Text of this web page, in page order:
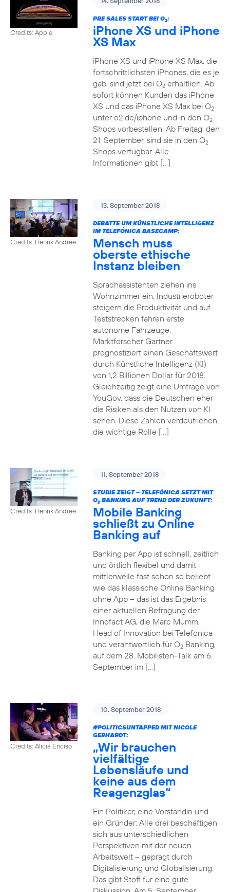
Credits: Apple
PRE SALES START BEI O2:
iPhone XS und iPhone
XS Max
iPhone XS und iPhone XS Max, die
fortschrittlichsten iPhones, die es je
gab, sind jetzt bei O2erhältlich. Ab
sofort können Kunden das iPhone
XS und das iPhone XS Max bei O2
unter o2.de/iphone und in den O2
Shops vorbestellen. Ab Freitag, den
21. September, sind sie in den O2
Shops verfügbar. Alle
Informationen gibt […]
Credits: Henrik Andree
13. September 2018
DEBATTE UM KÜNSTLICHE INTELLIGENZ
IM TELEFÓNICA BASECAMP:
Mensch muss
oberste ethische
Instanz bleiben
Sprachassistenten ziehen ins
Wohnzimmer ein, Industrieroboter
steigern die Produktivität und auf
Teststrecken fahren erste
autonome Fahrzeuge.
Marktforscher Gartner
prognostiziert einen Geschäftswert
durch Künstliche Intelligenz (KI)
von 1,2 Billionen Dollar für 2018.
Gleichzeitig zeigt eine Umfrage von
YouGov, dass die Deutschen eher
die Risiken als den Nutzen von KI
sehen. Diese Zahlen verdeutlichen
die wichtige Rolle […]
Credits: Henrik Andree
11. September 2018
STUDIE ZEIGT – TELEFÓNICA SETZT MIT
O2BANKING AUF TREND DER ZUKUNFT:
Mobile Banking
schließt zu Online
Banking auf
Banking per App ist schnell, zeitlich
und örtlich flexibel und damit
mittlerweile fast schon so beliebt
wie das klassische Online Banking
ohne App – das ist das Ergebnis
einer aktuellen Befragung der
Innofact AG, die Marc Mumm,
Head of Innovation bei Telefonica
und verantwortlich für O2Banking,
auf dem 28. Mobilisten-Talk am 6.
September im […]
Credits: Alicia Enciso
10. September 2018
#POLITICSUNTAPPEDMIT NICOLE
GERHARDT:
„Wir brauchen
vielfältige
Lebensläufe und
keine aus dem
Reagenzglas“
Ein Politiker, eine Vorständin und
ein Gründer: Alle drei beschäftigen
sich aus unterschiedlichen
Perspektiven mit der neuen
Arbeitswelt – geprägt durch
Digitalisierung und Globalisierung.
Das gibt Stoff für eine gute